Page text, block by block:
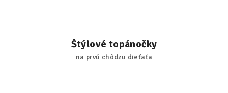
Štýlové topánočky
na prvú chôdzu dieťaťa